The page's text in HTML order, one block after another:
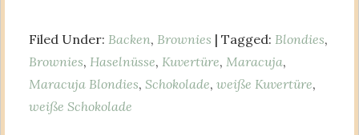
Filed Under: Backen, Brownies | Tagged: Blondies,
Brownies, Haselnüsse, Kuvertüre, Maracuja,
Maracuja Blondies, Schokolade, weiße Kuvertüre,
weiße Schokolade